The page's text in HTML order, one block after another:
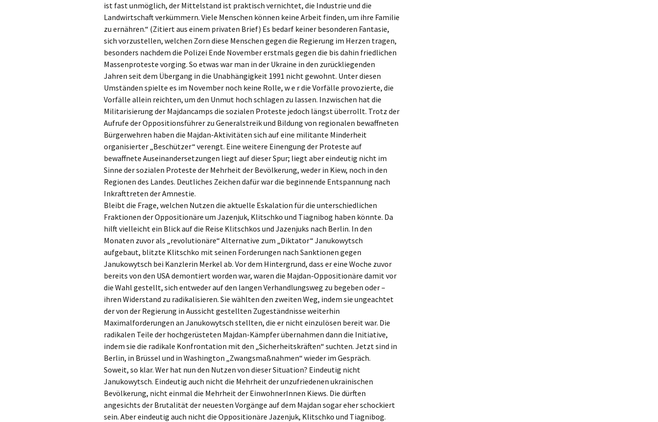
ist fast unmöglich, der Mittelstand ist praktisch vernichtet, die Industrie und die
Landwirtschaft verkümmern. Viele Menschen können keine Arbeit finden, um ihre Familie
zu ernähren.“ (Zitiert aus einem privaten Brief) Es bedarf keiner besonderen Fantasie,
sich vorzustellen, welchen Zorn diese Menschen gegen die Regierung im Herzen tragen,
besonders nachdem die Polizei Ende November erstmals gegen die bis dahin friedlichen
Massenproteste vorging. So etwas war man in der Ukraine in den zurückliegenden
Jahren seit dem Übergang in die Unabhängigkeit 1991 nicht gewohnt. Unter diesen
Umständen spielte es im November noch keine Rolle, w e r die Vorfälle provozierte, die
Vorfälle allein reichten, um den Unmut hoch schlagen zu lassen. Inzwischen hat die
Militarisierung der Majdancamps die sozialen Proteste jedoch längst überrollt. Trotz der
Aufrufe der Oppositionsführer zu Generalstreik und Bildung von regionalen bewaffneten
Bürgerwehren haben die Majdan-Aktivitäten sich auf eine militante Minderheit
organisierter „Beschützer“ verengt. Eine weitere Einengung der Proteste auf
bewaffnete Auseinandersetzungen liegt auf dieser Spur; liegt aber eindeutig nicht im
Sinne der sozialen Proteste der Mehrheit der Bevölkerung, weder in Kiew, noch in den
Regionen des Landes. Deutliches Zeichen dafür war die beginnende Entspannung nach
Inkrafttreten der Amnestie.
Bleibt die Frage, welchen Nutzen die aktuelle Eskalation für die unterschiedlichen
Fraktionen der Oppositionäre um Jazenjuk, Klitschko und Tiagnibog haben könnte. Da
hilft vielleicht ein Blick auf die Reise Klitschkos und Jazenjuks nach Berlin. In den
Monaten zuvor als „revolutionäre“ Alternative zum „Diktator“ Janukowytsch
aufgebaut, blitzte Klitschko mit seinen Forderungen nach Sanktionen gegen
Janukowytsch bei Kanzlerin Merkel ab. Vor dem Hintergrund, dass er eine Woche zuvor
bereits von den USA demontiert worden war, waren die Majdan-Oppositionäre damit vor
die Wahl gestellt, sich entweder auf den langen Verhandlungsweg zu begeben oder –
ihren Widerstand zu radikalisieren. Sie wählten den zweiten Weg, indem sie ungeachtet
der von der Regierung in Aussicht gestellten Zugeständnisse weiterhin
Maximalforderungen an Janukowytsch stellten, die er nicht einzulösen bereit war. Die
radikalen Teile der hochgerüsteten Majdan-Kämpfer übernahmen dann die Initiative,
indem sie die radikale Konfrontation mit den „Sicherheitskräften“ suchten. Jetzt sind in
Berlin, in Brüssel und in Washington „Zwangsmaßnahmen“ wieder im Gespräch.
Soweit, so klar. Wer hat nun den Nutzen von dieser Situation? Eindeutig nicht
Janukowytsch. Eindeutig auch nicht die Mehrheit der unzufriedenen ukrainischen
Bevölkerung, nicht einmal die Mehrheit der EinwohnerInnen Kiews. Die dürften
angesichts der Brutalität der neuesten Vorgänge auf dem Majdan sogar eher schockiert
sein. Aber eindeutig auch nicht die Oppositionäre Jazenjuk, Klitschko und Tiagnibog.